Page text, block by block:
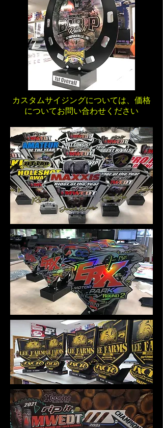
カスタムサイジングについては、価格
についてお問い合わせください